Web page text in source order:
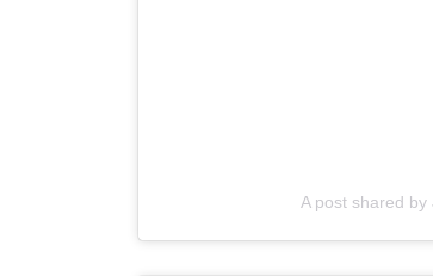
A post shared by